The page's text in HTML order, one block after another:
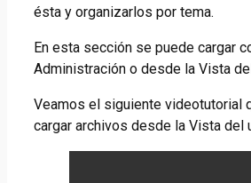
ésta y organizarlos por tema.
En esta sección se puede cargar
Administración o desde la Vista
Veamos el siguiente videotutorial
cargar archivos desde la Vista del